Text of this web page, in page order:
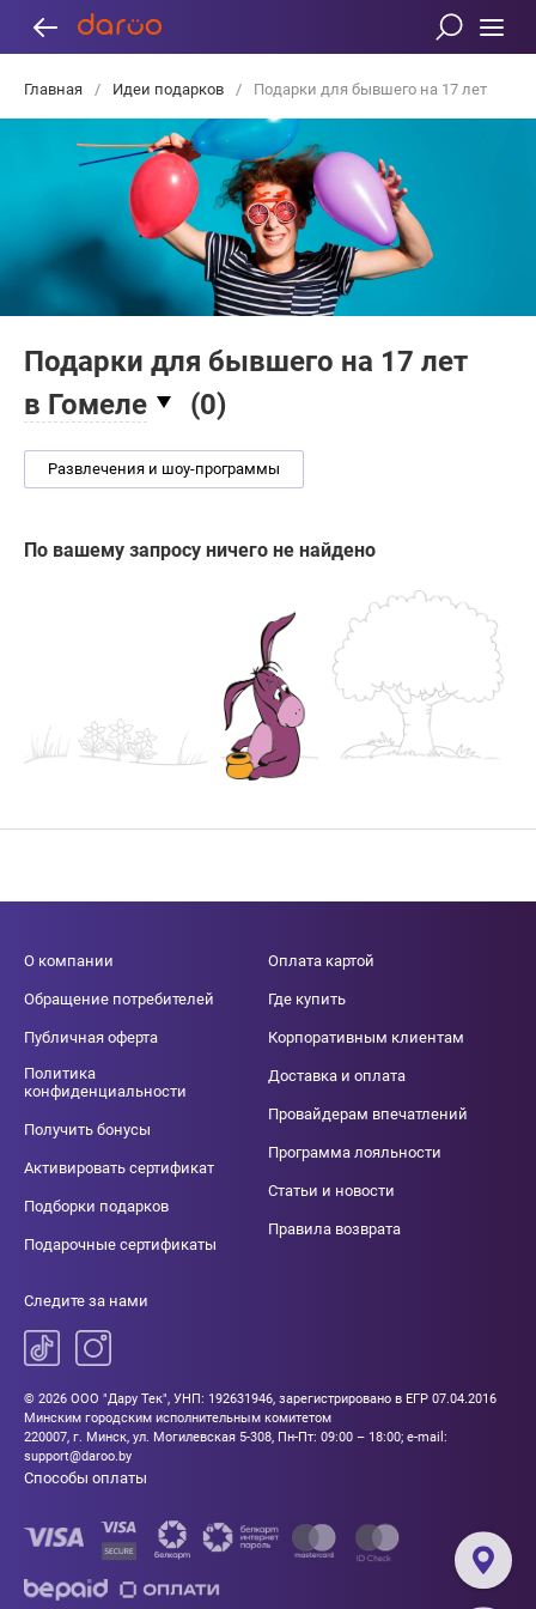
Главная / Идеи подарков / Подарки для бывшего на 17 лет
Подарки для бывшего на 17 лет
в Гомеле
(0)
Развлечения и шоу-программы
По вашему запросу ничего не найдено
О компании
Обращение потребителей
Публичная оферта
Политика
конфиденциальности
Получить бонусы
Активировать сертификат
Подборки подарков
Подарочные сертификаты
Оплата картой
Где купить
Корпоративным клиентам
Доставка и оплата
Провайдерам впечатлений
Программа лояльности
Статьи и новости
Правила возврата
Следите за нами
© 2026 ООО "Дару Тек", УНП: 192631946, зарегистрировано в ЕГР 07.04.2016
Минским городским исполнительным комитетом
220007, г. Минск, ул. Могилевская 5-308, Пн-Пт: 09:00 – 18:00; e-mail:
support@daroo.by
Способы оплаты